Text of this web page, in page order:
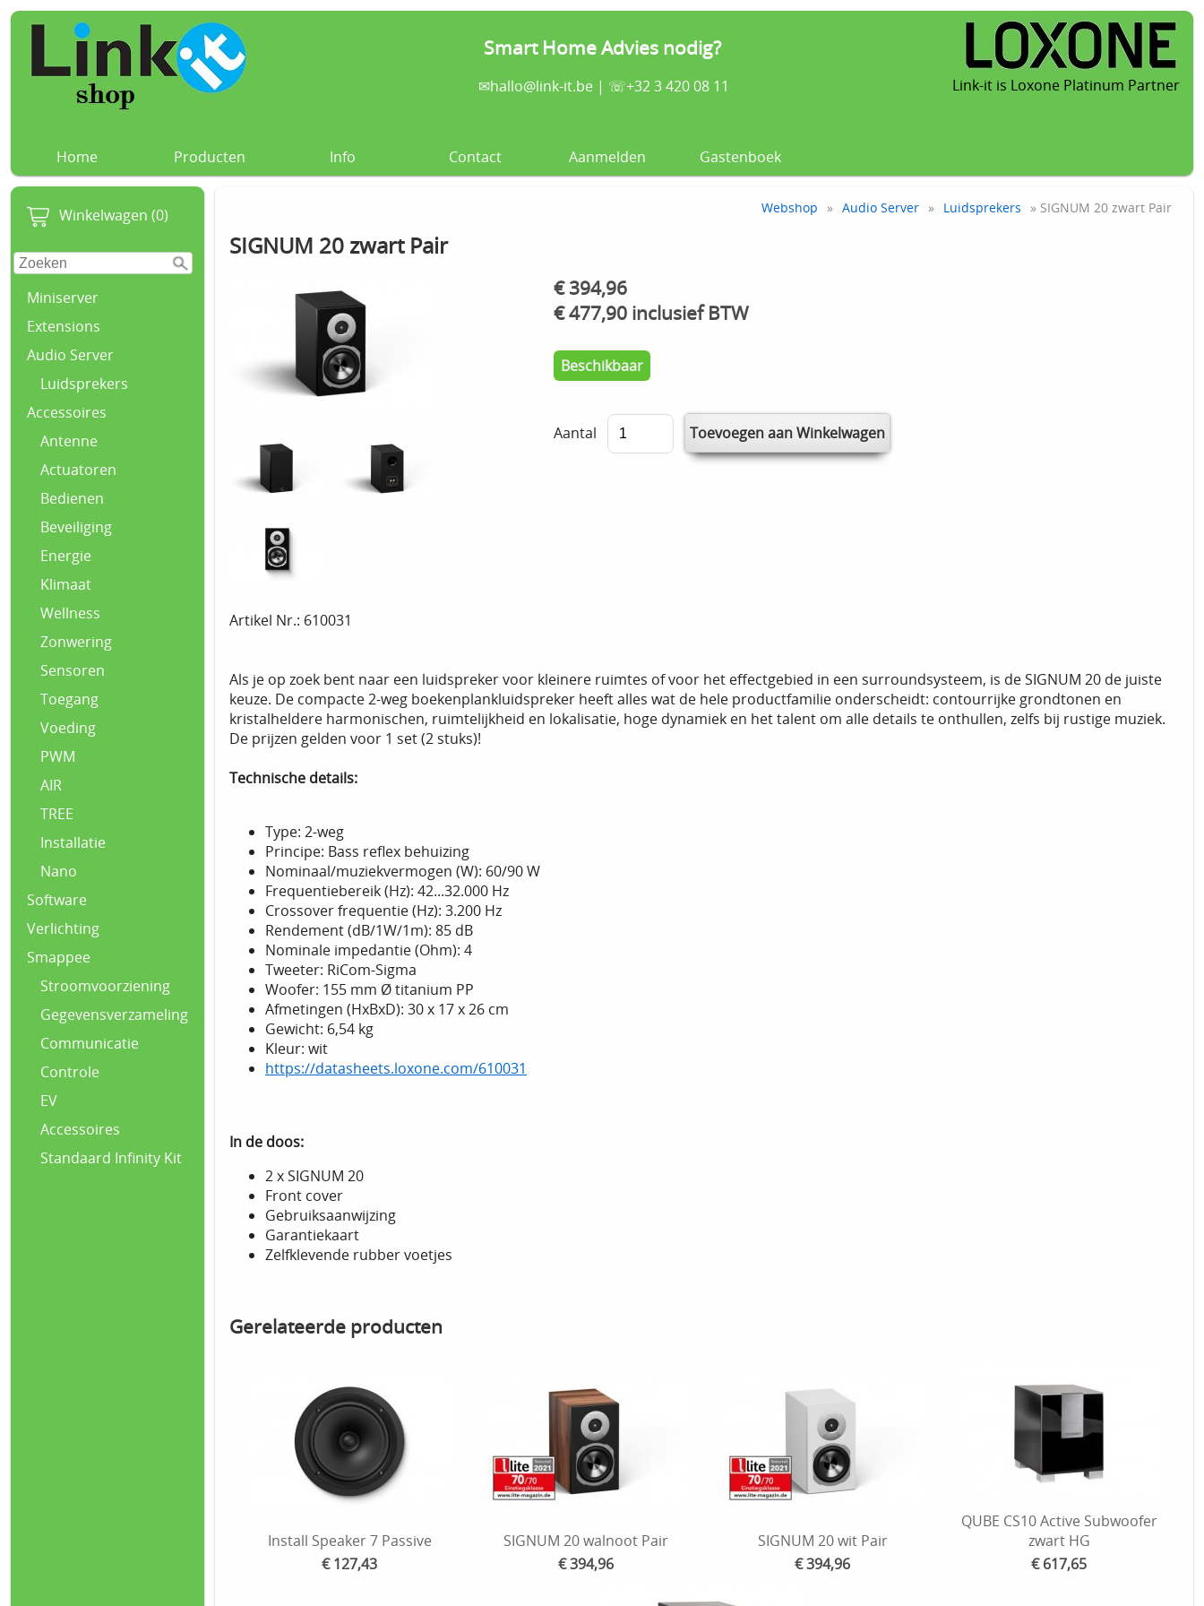
Smart Home Advies nodig?
✉hallo@link-it.be | ☏+32 3 420 08 11 Link-it is Loxone Platinum Partner
Home Producten Info Contact Aanmelden Gastenboek
Winkelwagen (0)
Miniserver
Extensions
Audio Server
Luidsprekers
Accessoires
Antenne
Actuatoren
Bedienen
Beveiliging
Energie
Klimaat
Wellness
Zonwering
Sensoren
Toegang
Voeding
PWM
AIR
TREE
Installatie
Nano
Software
Verlichting
Smappee
Stroomvoorziening
Gegevensverzameling
Communicatie
Controle
EV
Accessoires
Standaard Infinity Kit
Webshop » Audio Server » Luidsprekers » SIGNUM 20 zwart Pair
SIGNUM 20 zwart Pair
€ 394,96
€ 477,90 inclusief BTW
Beschikbaar
Aantal
Artikel Nr.: 610031
Als je op zoek bent naar een luidspreker voor kleinere ruimtes of voor het effectgebied in een surroundsysteem, is de SIGNUM 20 de juiste
keuze. De compacte 2-weg boekenplankluidspreker heeft alles wat de hele productfamilie onderscheidt: contourrijke grondtonen en
kristalheldere harmonischen, ruimtelijkheid en lokalisatie, hoge dynamiek en het talent om alle details te onthullen, zelfs bij rustige muziek.
De prijzen gelden voor 1 set (2 stuks)!
Technische details:
Type: 2-weg
Principe: Bass reflex behuizing
Nominaal/muziekvermogen (W): 60/90 W
Frequentiebereik (Hz): 42...32.000 Hz
Crossover frequentie (Hz): 3.200 Hz
Rendement (dB/1W/1m): 85 dB
Nominale impedantie (Ohm): 4
Tweeter: RiCom-Sigma
Woofer: 155 mm Ø titanium PP
Afmetingen (HxBxD): 30 x 17 x 26 cm
Gewicht: 6,54 kg
Kleur: wit
https://datasheets.loxone.com/610031
In de doos:
2 x SIGNUM 20
Front cover
Gebruiksaanwijzing
Garantiekaart
Zelfklevende rubber voetjes
Gerelateerde producten
Install Speaker 7 Passive
€ 127,43
SIGNUM 20 walnoot Pair
€ 394,96
SIGNUM 20 wit Pair
€ 394,96
QUBE CS10 Active Subwoofer
zwart HG
€ 617,65